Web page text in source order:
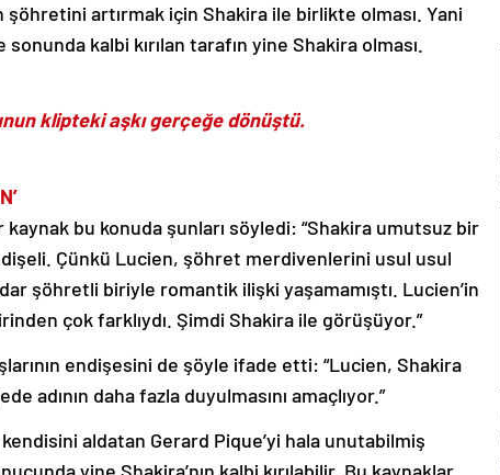
artırmak için Shakira ile birlikte olması. Yani
kalbi kırılan tarafın yine Shakira olması.
klipteki aşkı gerçeğe dönüştü.
bu konuda şunları söyledi: “Shakira umutsuz bir
Çünkü Lucien, şöhret merdivenlerini usul usul
şöhretli biriyle romantik ilişki yaşamamıştı. Lucien’in
çok farklıydı. Şimdi Shakira ile görüşüyor.”
endişesini de şöyle ifade etti: “Lucien, Shakira
adının daha fazla duyulmasını amaçlıyor.”
aldatan Gerard Pique’yi hala unutabilmiş